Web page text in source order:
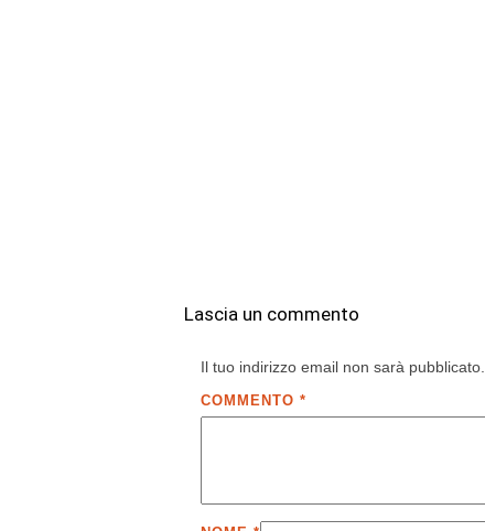
Lascia un commento
Il tuo indirizzo email non sarà pubblicato.
COMMENTO *